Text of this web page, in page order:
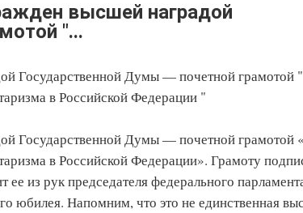
высшей наградой
"...
Государственной Думы — почетной грамотой
в Российской Федерации "
Государственной Думы — почетной грамотой
в Российской Федерации». Грамоту
из рук председателя федерального
юбилея. Напомним, что это не единственная